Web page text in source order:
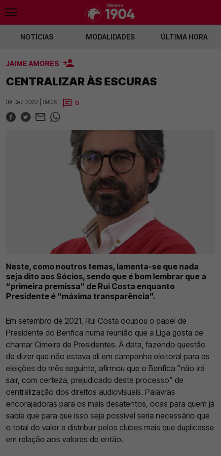
Fenerbahçe envia 50M por Pavlidis
NOTÍCIAS MODALIDADES ÚLTIMA HORA
JAIME AMORES
CENTRALIZAR ÀS ESCURAS
09 Dez 2022 | 09:25 0
Neste, como noutros temas, lamenta-se que nada
seja dito aos Sócios, sendo que é bom lembrar que a
“primeira premissa” de Rui Costa enquanto
Presidente é “máxima transparência”.
Em setembro de 2021, Rui Costa ocupou o papel de
Presidente do Benfica numa reunião que a Liga gosta de
chamar Cimeira de Presidentes. À data, fazendo questão
de dizer que não estava ali em campanha eleitoral para as
eleições do mês seguinte, afirmou que o Benfica “não irá
sair, com certeza, prejudicado deste processo” de
centralização dos direitos audiovisuais. Palavras
encorajadoras para os mais desatentos, ocas para quem já
sabia que para que isso seja possível seria necessário que
o total do valor a distribuir pelos clubes mais que duplicasse
em relação aos valores de então.